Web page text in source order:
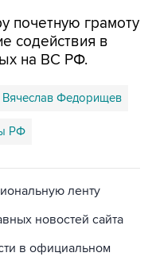
почетную грамоту
содействия в
на ВС РФ.
Вячеслав Федорищев
РФ
ленту
новостей сайта
в официальном